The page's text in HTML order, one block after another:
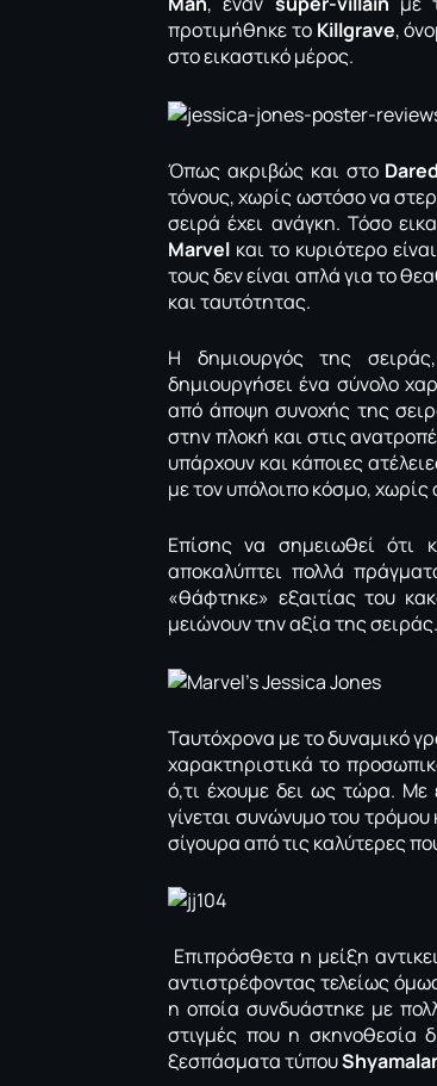
προτιμήθηκε το Killgrave,
στο εικαστικό μέρος.
Όπως ακριβώς και στο
τόνους, χωρίς ωστόσο να
σειρά έχει ανάγκη. Τόσο
Marvel και το κυριότερο
τους δεν είναι απλά για το
και ταυτότητας.
Η δημιουργός της
δημιουργήσει ένα σύνολο
από άποψη συνοχής της
στην πλοκή και στις
υπάρχουν και κάποιες
με τον υπόλοιπο κόσμο,
Επίσης να σημειωθεί ότι
αποκαλύπτει πολλά
«θάφτηκε» εξαιτίας του
μειώνουν την αξία της σειράς.
Ταυτόχρονα με το δυναμικό
χαρακτηριστικά το
ό,τι έχουμε δει ως τώρα. Με
γίνεται συνώνυμο του
σίγουρα από τις καλύτερες
Επιπρόσθετα η μείξη
αντιστρέφοντας τελείως
η οποία συνδυάστηκε με
στιγμές που η σκηνοθεσία
ξεσπάσματα τύπου